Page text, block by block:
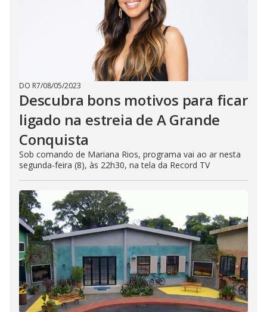
DO R7/08/05/2023
Descubra bons motivos para ficar
ligado na estreia de A Grande
Conquista
Sob comando de Mariana Rios, programa vai ao ar nesta
segunda-feira (8), às 22h30, na tela da Record TV